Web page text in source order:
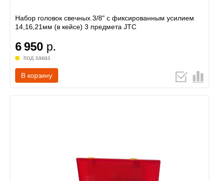
Набор головок свечных 3/8" с фиксированным усилием
14,16,21мм (в кейсе) 3 предмета JTC
6 950 р.
под заказ
В корзину